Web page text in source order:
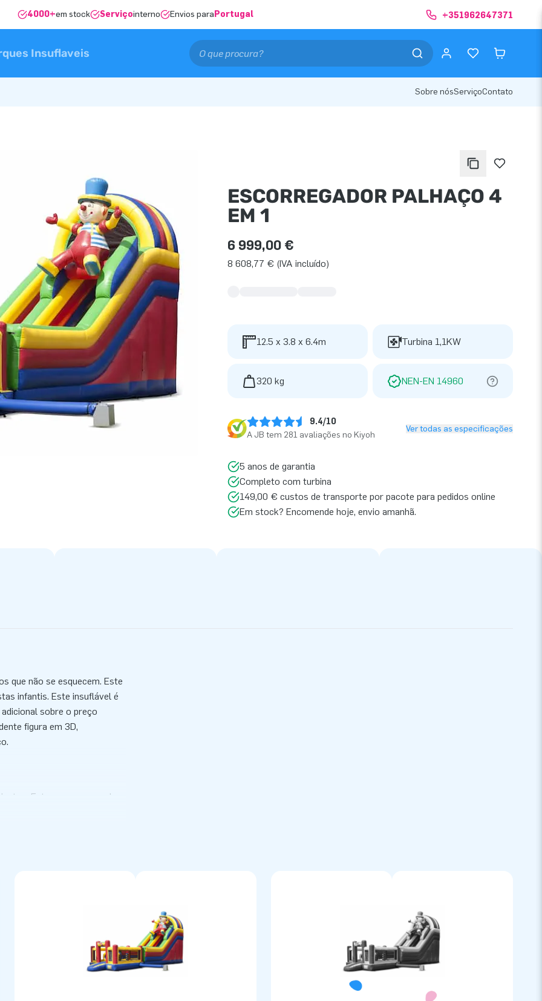
4000+em stock Serviçointerno Envios para Portugal +351962647371
Insuflaveis
Sobre nósServiçoContato
ESCORREGADOR PALHAÇO 4
EM 1
6 999,00 €
8 608,77 € (IVA incluído)
12.5 x 3.8 x 6.4m Turbina 1,1KW
320 kg NEN-EN 14960
9.4/10
A JB tem 281 avaliações no Kiyoh
Ver todas as especificações
5 anos de garantia
Completo com turbina
149,00 € custos de transporte por pacote para pedidos online
Em stock? Encomende hoje, envio amanhã.
que não se esquecem. Este
infantis. Este insuflável é
sobre o preço
figura em 3D,
Este escorrega pode
festivos. Este
com lona (pvc) de
aos clientes anos de
seus clientes, um dia